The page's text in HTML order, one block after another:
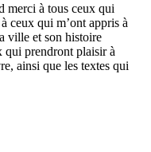
merci à tous ceux qui
ceux qui m’ont appris à
ville et son histoire
qui prendront plaisir à
ainsi que les textes qui